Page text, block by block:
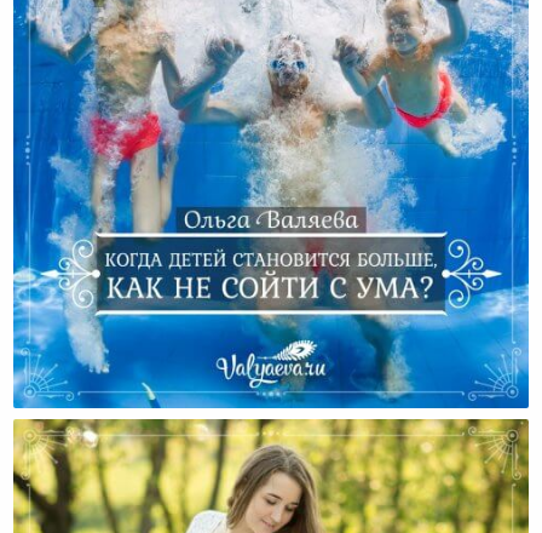
Когда Детей Становится Больше, Как Не Сойти С
Ума?